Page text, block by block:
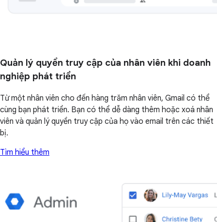
Quản lý quyền truy cập của nhân viên khi doanh
nghiệp phát triển
Từ một nhân viên cho đến hàng trăm nhân viên, Gmail có thể
cùng bạn phát triển. Bạn có thể dễ dàng thêm hoặc xoá nhân
viên và quản lý quyền truy cập của họ vào email trên các thiết
bị.
Tìm hiểu thêm